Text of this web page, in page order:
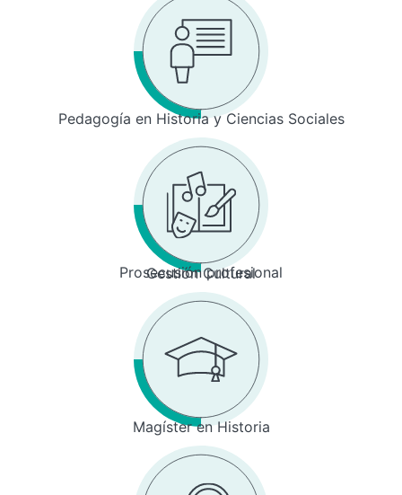
Pedagogía en Historia y Ciencias Sociales
Prosecusión profesional
Gestión Cultural
Magíster en Historia